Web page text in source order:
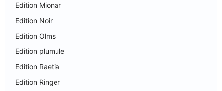
Edition Mionar
Edition Noir
Edition Olms
Edition plumule
Edition Raetia
Edition Ringer